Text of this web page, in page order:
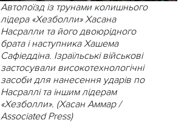
Автопоїзд із трунами колишнього
лідера «Хезболли» Хасана
Насралли та його двоюрідного
брата і наступника Хашема
Сафіеддіна. Ізраїльські військові
застосували високотехнологічні
засоби для нанесення ударів по
Насраллі та іншим лідерам
«Хезболли». (Хасан Аммар /
Associated Press)